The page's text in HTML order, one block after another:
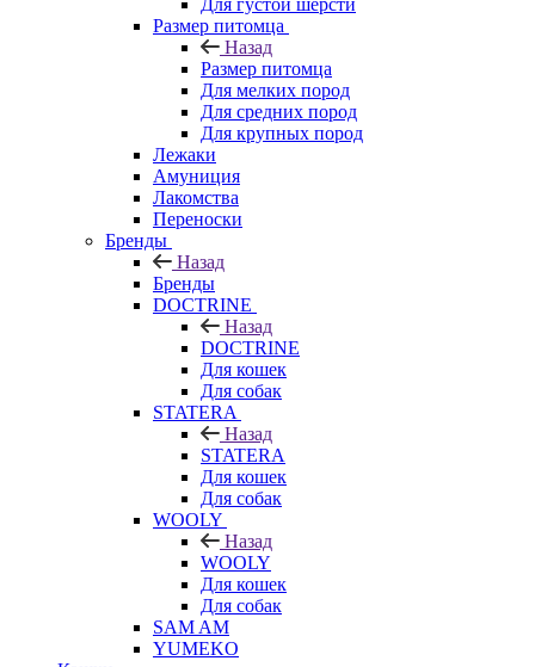
Для густой шерсти
Размер питомца
Назад
Размер питомца
Для мелких пород
Для средних пород
Для крупных пород
Лежаки
Амуниция
Лакомства
Переноски
Бренды
Назад
Бренды
DOCTRINE
Назад
DOCTRINE
Для кошек
Для собак
STATERA
Назад
STATERA
Для кошек
Для собак
WOOLY
Назад
WOOLY
Для кошек
Для собак
SAM AM
YUMEKO